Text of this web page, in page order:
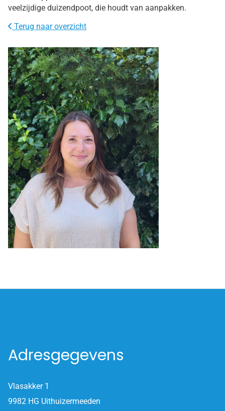
veelzijdige duizendpoot, die houdt van aanpakken.
Terug naar overzicht
Adresgegevens
Vlasakker 1
9982 HG Uithuizermeeden